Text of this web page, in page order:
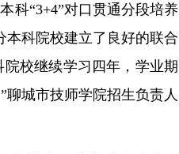
“3+4”对口贯通分段培养
本科院校建立了良好的联合
校继续学习四年，学业期
城市技师学院招生负责人